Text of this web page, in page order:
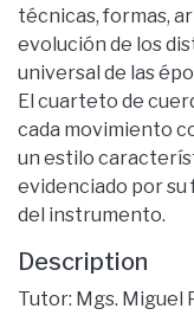
técnicas, formas,
evolución de los
universal de las
El cuarteto de
cada movimiento
un estilo
evidenciado por su
del instrumento.
Description
Tutor: Mgs. Miguel